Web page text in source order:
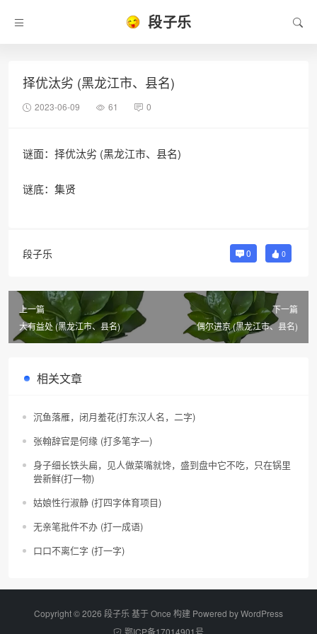
段子乐
择优汰劣 (黑龙江市、县名)
2023-06-09 61 0
谜面：择优汰劣 (黑龙江市、县名)
谜底：集贤
段子乐 0 0
上一篇
大有益处 (黑龙江市、县名)
下一篇
偶尔进京 (黑龙江市、县名)
相关文章
沉鱼落雁，闭月羞花(打东汉人名，二字)
张翰辞官是何缘 (打多笔字一)
身子细长铁头扁，见人做菜嘴就馋，盛到盘中它不吃，只在锅里
尝新鲜(打一物)
姑娘性行淑静 (打四字体育项目)
无亲笔批件不办 (打一成语)
口口不离仁字 (打一字)
Copyright © 2026 段子乐 基于 Once 构建 Powered byWordPress
鄂ICP备17014901号